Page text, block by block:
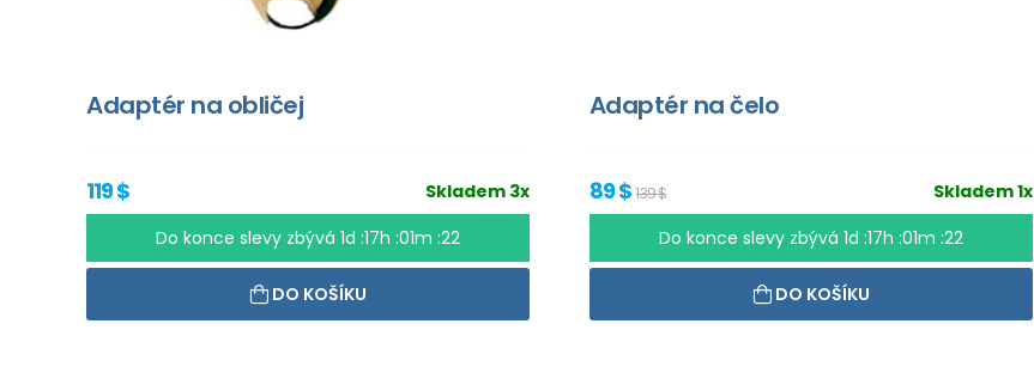
Adaptér na obličej
Skladem 3x
119 $
Do konce slevy zbývá1d :17h :01m :21
DO KOŠÍKU
Adaptér na čelo
Skladem 1x
89 $139 $
Do konce slevy zbývá1d :17h :01m :21
DO KOŠÍKU